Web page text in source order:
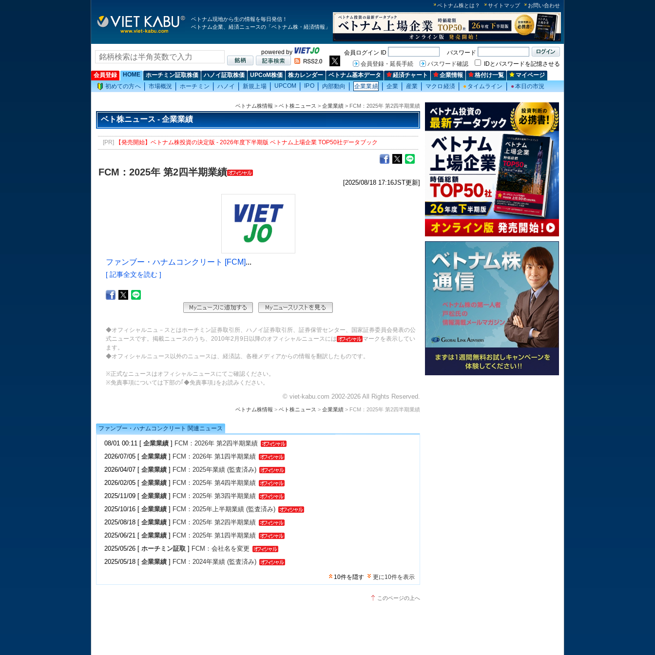
ベトナム株とは？ サイトマップ お問い合わせ
ベトナム現地から生の情報を毎日発信！
ベトナム企業、経済ニュースの「ベトナム株・経済情報」
powered by 会員ログイン ID
パスワード
会員登録・延長手続
パスワード確認
IDとパスワードを記憶させる
会員登録
HOME ホーチミン証取株価 ハノイ証取株価 UPCoM株価 株カレンダー ベトナム基本データ 経済チャート 企業情報 格付け一覧
マイページ
初めての方へ
市場概況 ホーチミン ハノイ 新規上場 UPCOM IPO 内部動向 企業業績 企業 産業 マクロ経済 ● タイムライン ●本日の市況
ベトナム株情報 > ベト株ニュース > 企業業績 > FCM：2025年 第2四半期業績
ベト株ニュース - 企業業績
[PR] 【発売開始】ベトナム株投資の決定版 - 2026年度下半期版 ベトナム上場企業 TOP50社データブック
FCM：2025年 第2四半期業績
[2025/08/18 17:16JST更新]
ファンブー・ハナムコンクリート [FCM]...
[ 記事全文を読む ]
◆オフィシャルニュ－スとはホーチミン証券取引所、ハノイ証券取引所、証券保管センター、国家証券委員会発表の公
式ニュースです。掲載ニュースのうち、2010年2月9日以降のオフィシャルニュースには
マークを表示してい
ます。
◆オフィシャルニュース以外のニュースは、経済誌、各種メディアからの情報を翻訳したものです。
※正式なニュースはオフィシャルニュースにてご確認ください。
※免責事項については下部の｢◆免責事項｣をお読みください。
© viet-kabu.com 2002-2026 All Rights Reserved.
ベトナム株情報 > ベト株ニュース > 企業業績 > FCM：2025年 第2四半期業績
ファンブー・ハナムコンクリート 関連ニュース
08/01 00:11 [ 企業業績 ] FCM：2026年 第2四半期業績
2026/07/05 [ 企業業績 ] FCM：2026年 第1四半期業績
2026/04/07 [ 企業業績 ] FCM：2025年業績 (監査済み)
2026/02/05 [ 企業業績 ] FCM：2025年 第4四半期業績
2025/11/09 [ 企業業績 ] FCM：2025年 第3四半期業績
2025/10/16 [ 企業業績 ] FCM：2025年上半期業績 (監査済み)
2025/08/18 [ 企業業績 ] FCM：2025年 第2四半期業績
2025/06/21 [ 企業業績 ] FCM：2025年 第1四半期業績
2025/05/26 [ ホーチミン証取 ] FCM：会社名を変更
2025/05/18 [ 企業業績 ] FCM：2024年業績 (監査済み)
10件を隠す 更に10件を表示
このページの上へ